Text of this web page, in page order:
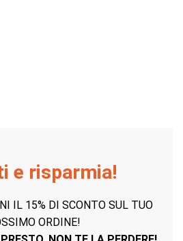
e risparmia!
IL 15% DI SCONTO SUL TUO
ORDINE!